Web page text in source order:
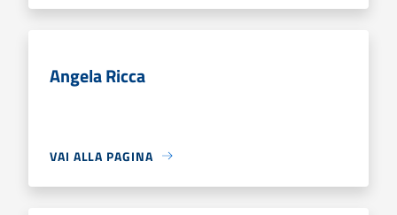
Angela Ricca
VAI ALLA PAGINA